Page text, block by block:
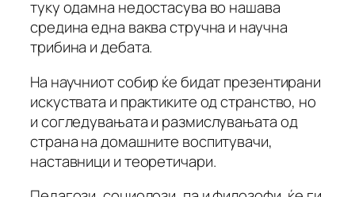
туку одамна недостасува во нашава
средина една ваква стручна и научна
трибина и дебата.
На научниот собир ќе бидат презентирани
искуствата и практиките од странство, но
и согледувањата и размислувањата од
страна на домашните воспитувачи,
наставници и теоретичари.